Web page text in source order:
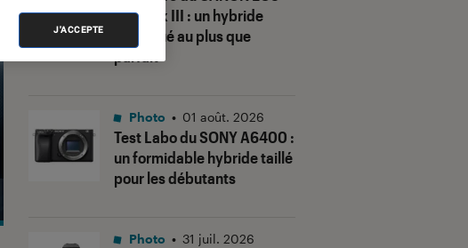
R6 Mark III : un hybride
conjugué au plus que
Test Labo du SONY A6400 :
un formidable hybride taillé
pour les débutants
Photo • 01 août. 2026
Photo • 31 juil. 2026
J'ACCEPTE